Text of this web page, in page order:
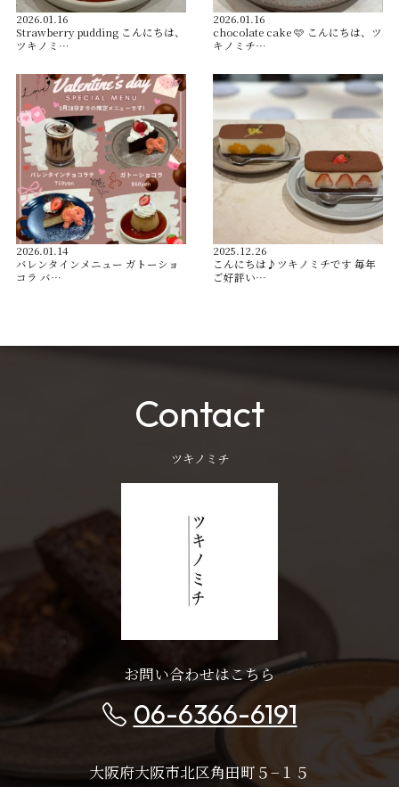
2026.01.16
Strawberry pudding こんにちは、
ツキノミ…
2026.01.16
chocolate cake 🩷 こんにちは、ツ
キノミチ…
2026.01.14
バレンタインメニュー ガトーショ
コラ バ…
2025.12.26
こんにちは♪ツキノミチです️ 毎年
ご好評い…
Contact
ツキノミチ
お問い合わせはこちら
06-6366-6191
大阪府大阪市北区角田町５−１５